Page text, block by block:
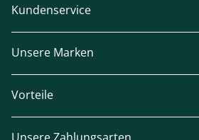
Kundenservice
Unsere Marken
Vorteile